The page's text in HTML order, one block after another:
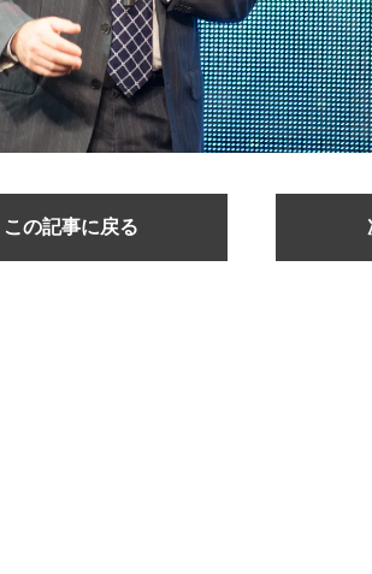
この記事に戻る